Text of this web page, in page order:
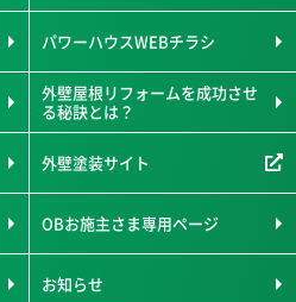
パワーハウスWEBチラシ
外壁屋根リフォームを成功させ
る秘訣とは？
外壁塗装サイト
OBお施主さま専用ページ
お知らせ